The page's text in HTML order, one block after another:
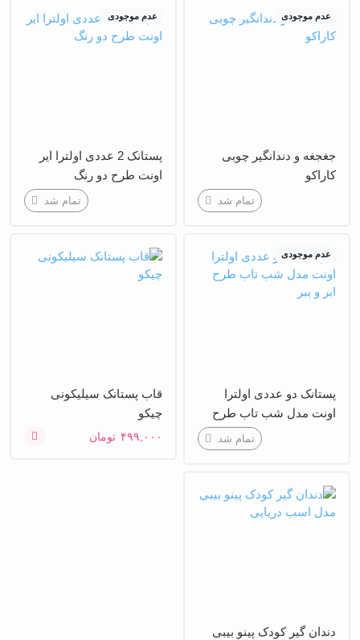
عدم موجودی
جغجغه و دندانگیر چوبی
کاراکو
تمام شد
عدم موجودی
پستانک 2 عددی اولترا ایر
اونت طرح دو رنگ
تمام شد
عدم موجودی
پستانک دو عددی اولترا
اونت مدل شب تاب طرح
تمام شد
قاب پستانک سیلیکونی
چیکو
۴۹۹,۰۰۰ تومان
دندان گیر کودک پینو بیبی